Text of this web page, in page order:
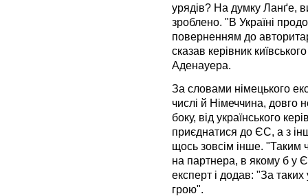
урядів? На думку Ланґе,
зроблено. "В Україні
поверненням до
сказав керівник
Аденауера.
За словами німецького
числі й Німеччина, довго
боку, від українського
приєднатися до ЄС, а з
щось зовсім інше.
на партнера, в якому б у
експерт і додав: "За
грою".